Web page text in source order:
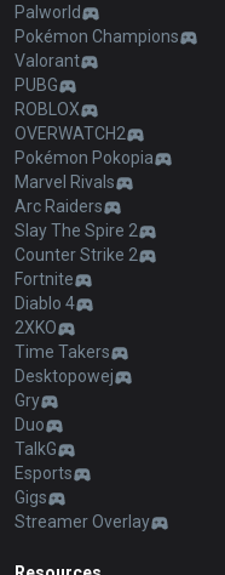
Palworld
Pokémon Champions
Valorant
PUBG
ROBLOX
OVERWATCH2
Pokémon Pokopia
Marvel Rivals
Arc Raiders
Slay The Spire 2
Counter Strike 2
Fortnite
Diablo 4
2XKO
Time Takers
Desktopowej
Gry
Duo
TalkG
Esports
Gigs
Streamer Overlay